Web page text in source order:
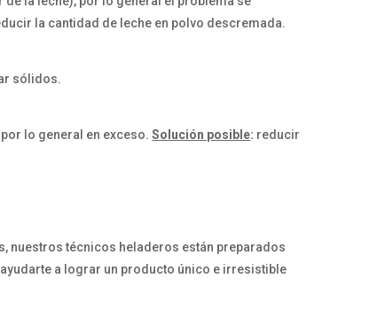
la cantidad de leche en polvo descremada.
sólidos.
lo general en exceso.Solución posible: reducir
nuestros técnicos heladeros están preparados
a lograr un producto único e irresistible